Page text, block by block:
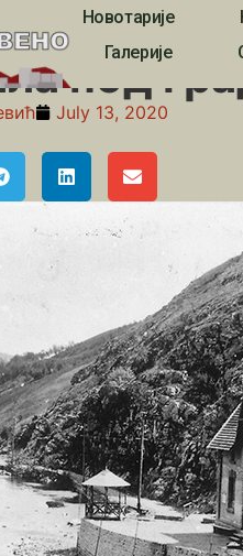
Новотарије
Галерије
Централа под градом
под
July 13, 2020